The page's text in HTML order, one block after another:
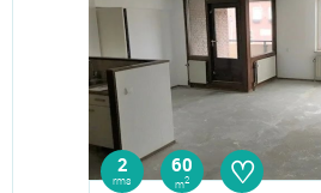
2
rms
60
m2 ♡